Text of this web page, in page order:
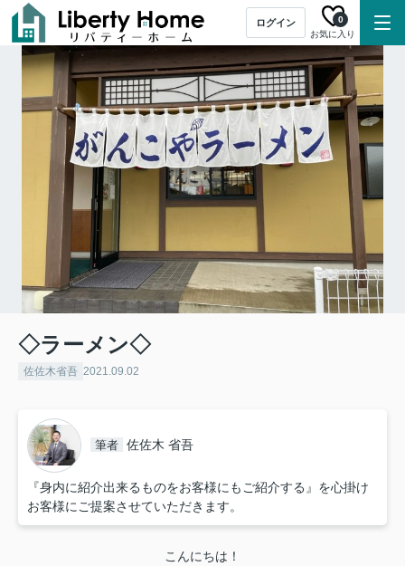
ログイン
お気に入り
0
◇ラーメン◇
佐佐木省吾 2021.09.02
筆者 佐佐木 省吾
『身内に紹介出来るものをお客様にもご紹介する』を心掛け
お客様にご提案させていただきます。
こんにちは！